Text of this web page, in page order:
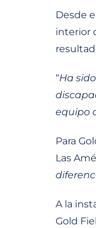
Desde
interior
“Ha
equipo
Para
Las
A la
Gold